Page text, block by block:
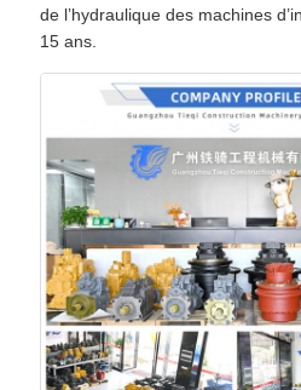
de l’hydraulique des machines
15 ans.